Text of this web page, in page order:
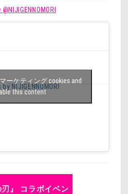
NIJIGENNOMORI
ーケティング cookies and
this content
刃』 コラボイベン